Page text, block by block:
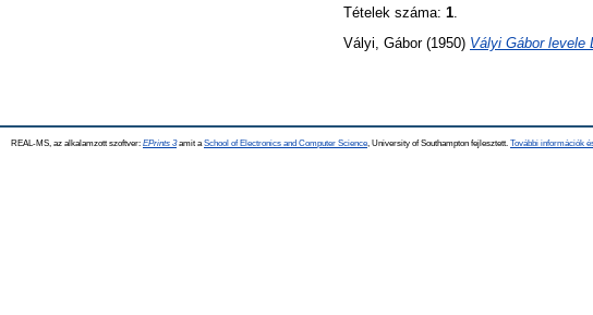
Tételek száma: 1
Vályi, Gábor(1950) Vályi Gábor levele
REAL-MS, az alkalamzott szoftver: EPrints 3amit a School of Electronics and Computer Science , University of Southampton fejlesztett. További információk